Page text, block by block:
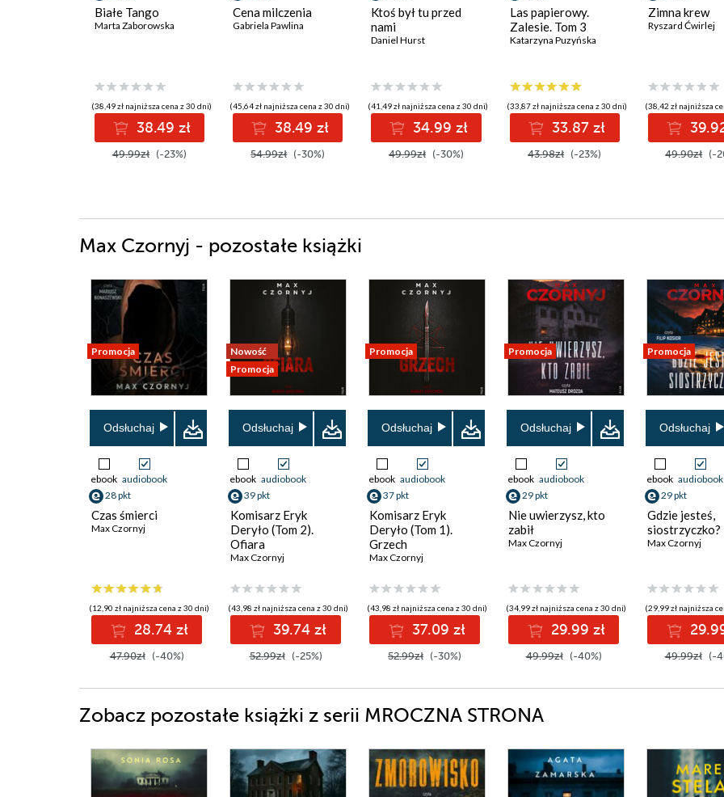
Białe Tango
Marta Zaborowska
(38,49 zł najniższa cena z 30 dni)
38.49 zł
49.99zł (-23%)
Cena milczenia
Gabriela Pawlina
(45,64 zł najniższa cena z 30 dni)
38.49 zł
54.99zł (-30%)
Ktoś był tu przed
nami
Daniel Hurst
(41,49 zł najniższa cena z 30 dni)
34.99 zł
49.99zł (-30%)
Las papierowy.
Zalesie. Tom 3
Katarzyna Puzyńska
(33,87 zł najniższa cena z 30 dni)
33.87 zł
43.98zł (-23%)
Zimna krew
Ryszard Ćwirlej
(38,42 zł najniższa
49.90zł (-
Max Czornyj - pozostałe książki
Promocja
Odsłuchaj
ebook audiobook
28 pkt
Czas śmierci
Max Czornyj
(12,90 zł najniższa cena z 30 dni)
28.74 zł
47.90zł (-40%)
Nowość
Promocja
Odsłuchaj
ebook audiobook
39 pkt
Komisarz Eryk
Deryło (Tom 2).
Ofiara
Max Czornyj
(43,98 zł najniższa cena z 30 dni)
39.74 zł
52.99zł (-25%)
Promocja
Odsłuchaj
ebook audiobook
37 pkt
Komisarz Eryk
Deryło (Tom 1).
Grzech
Max Czornyj
(43,98 zł najniższa cena z 30 dni)
37.09 zł
52.99zł (-30%)
Promocja
Odsłuchaj
ebook audiobook
29 pkt
Nie uwierzysz, kto
zabił
Max Czornyj
(34,99 zł najniższa cena z 30 dni)
29.99 zł
49.99zł (-40%)
Promocja
Odsłuchaj
ebook audiobook
29 pkt
Gdzie jesteś,
siostrzyczko?
Max Czornyj
(29,99 zł najniższa
49.99zł (-
Zobacz pozostałe książki z serii MROCZNA STRONA